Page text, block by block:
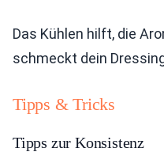
Das Kühlen hilft, die
schmeckt dein
Tipps & Tricks
Tipps zur Konsistenz